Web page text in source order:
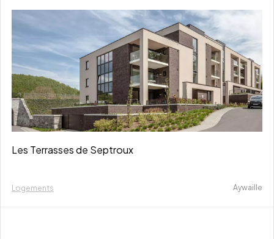
Les Terrasses de Septroux
Logements Aywaille